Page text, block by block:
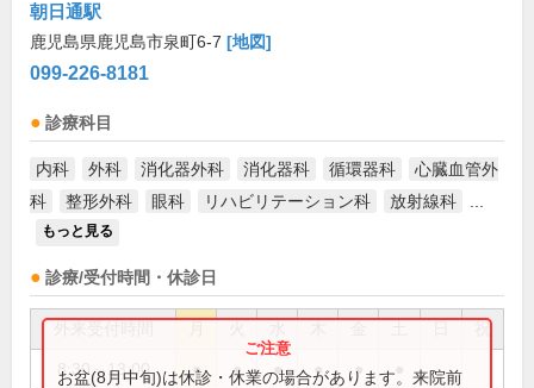
朝日通駅
鹿児島県鹿児島市泉町6-7 [地図]
099-226-8181
診療科目
内科 外科 消化器外科 消化器科 循環器科
心臓血管外
科
整形外科 眼科 リハビリテーション科 放射線科
もっと見る
診療/受付時間・休診日
祝
8:30～13:00 ● ● ● ● ●
お盆(8月中旬)は休診・休業の場合があります。来院前